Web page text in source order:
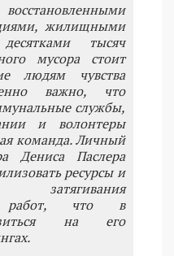
жилищными
тысяч
мусора стоит
людям чувства
важно, что
службы,
и волонтеры
команда. Личный
Дениса Паслера
ресурсы и
работ, что в
на его